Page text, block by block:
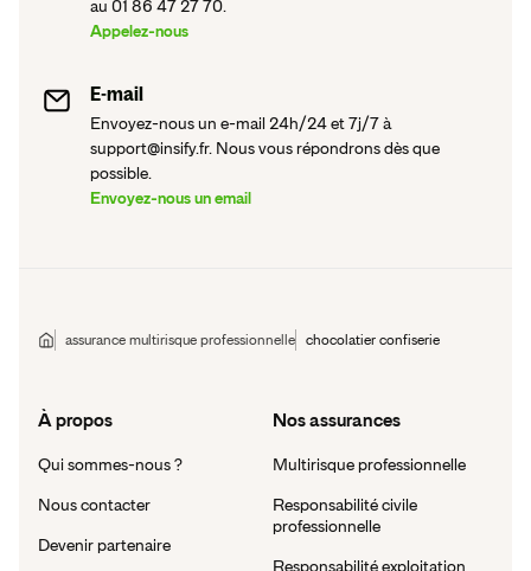
au 01 86 47 27 70.
Appelez-nous
E-mail
Envoyez-nous un e-mail 24h/24 et 7j/7 à
support@insify.fr. Nous vous répondrons dès que
possible.
Envoyez-nous un email
assurance multirisque professionnelle chocolatier confiserie
À propos
Qui sommes-nous ?
Nous contacter
Devenir partenaire
Nos assurances
Multirisque professionnelle
Responsabilité civile
professionnelle
Responsabilité exploitation